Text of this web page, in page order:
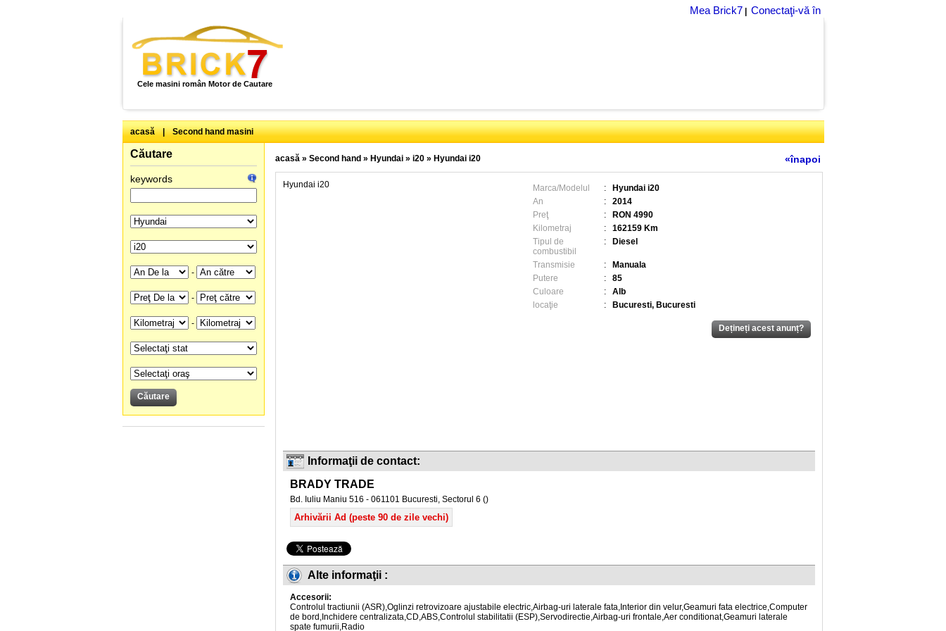
Mea Brick7 Conectaţi-vă în
Cele masini român Motor de Cautare
acasă | Second hand masini
Căutare
keywords
-
-
-
«înapoi
acasă» Second hand » Hyundai» i20» Hyundai i20
Hyundai i20 Marca/Modelul :
Hyundai i20
An
:
2014
Preţ
:
RON 4990
Kilometraj
:
162159 Km
Tipul de
combustibil
: Diesel
Transmisie :
Manuala
Putere
:
85
Culoare
:
Alb
locaţie
: Bucuresti, Bucuresti
Informaţii de contact:
BRADY TRADE
Bd. Iuliu Maniu 516 - 061101 Bucuresti, Sectorul 6 ()
Arhivării Ad (peste 90 de zile vechi)
Alte informaţii :
Accesorii:
Controlul tractiunii (ASR),Oglinzi retrovizoare ajustabile electric,Airbag-uri laterale fata,Interior din velur,Geamuri fata electrice,Computer
de bord,Inchidere centralizata,CD,ABS,Controlul stabilitatii (ESP),Servodirectie,Airbag-uri frontale,Aer conditionat,Geamuri laterale
spate fumurii,Radio